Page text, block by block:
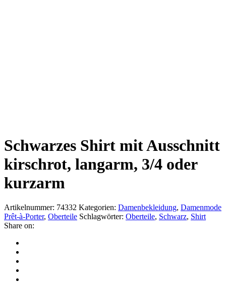
Schwarzes Shirt mit Ausschnitt
kirschrot, langarm, 3/4 oder
kurzarm
Artikelnummer: 74332 Kategorien: Damenbekleidung, Damenmode
Prêt-à-Porter, Oberteile Schlagwörter: Oberteile, Schwarz, Shirt
Share on: